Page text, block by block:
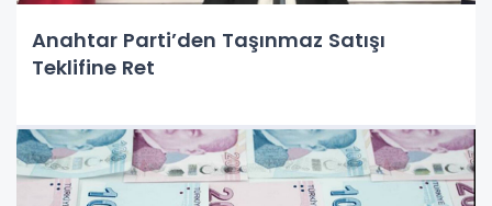
Anahtar Parti’den Taşınmaz Satışı
Teklifine Ret